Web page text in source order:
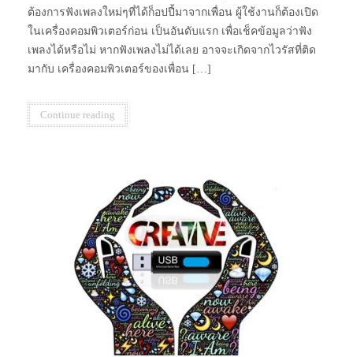
ต้องการฟังเพลงใหม่ๆที่ได้ก็อปปี้มาจากเพื่อน ผู้ใช้งานก็ต้องเปิด
ในเครื่องคอมพิวเตอร์ก่อน เป็นอันดับแรก เพื่อเช็คข้อมูลว่าฟัง
เพลงได้หรือไม่ หากฟังเพลงไม่ได้เลย อาจจะเกิดจากไวรัสที่ติด
มากับ เครื่องคอมพิวเตอร์ของเพื่อน […]
Continue reading